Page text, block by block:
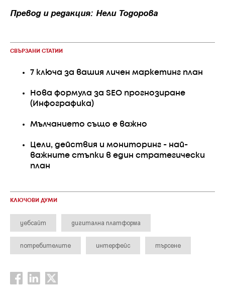
Превод и редакция: Нели Тодорова
СВЪРЗАНИ СТАТИИ
7 ключа за вашия личен маркетинг план
Нова формула за SEO прогнозиране
(Инфографика)
Мълчанието също е важно
Цели, действия и мониторинг - най-
важните стъпки в един стратегически
план
КЛЮЧОВИ ДУМИ
уебсайт дигитална платформа
потребителите интерфейс търсене